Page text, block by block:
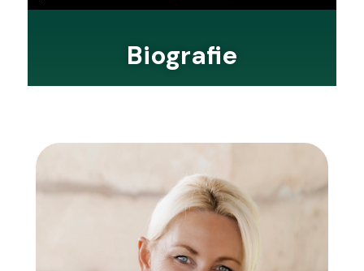
Biografie